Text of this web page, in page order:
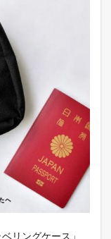
リングケース」